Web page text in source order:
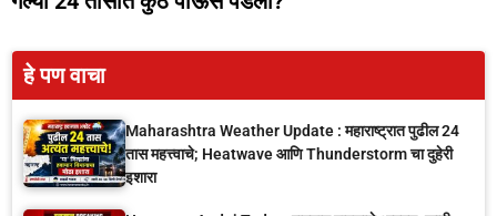
हे पण वाचा
Maharashtra Weather Update : महाराष्ट्रात पुढील 24
तास महत्त्वाचे; Heatwave आणि Thunderstorm चा दुहेरी
इशारा